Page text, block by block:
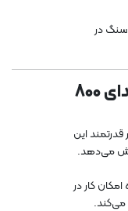
سنگ در
این
می‌دهد.
کار در
می‌کند.